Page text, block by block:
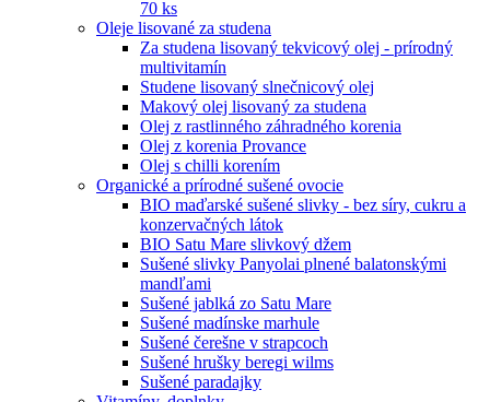
70 ks
Oleje lisované za studena
Za studena lisovaný tekvicový olej - prírodný
multivitamín
Studene lisovaný slnečnicový olej
Makový olej lisovaný za studena
Olej z rastlinného záhradného korenia
Olej z korenia Provance
Olej s chilli korením
Organické a prírodné sušené ovocie
BIO maďarské sušené slivky - bez síry, cukru a
konzervačných látok
BIO Satu Mare slivkový džem
Sušené slivky Panyolai plnené balatonskými
mandľami
Sušené jablká zo Satu Mare
Sušené madínske marhule
Sušené čerešne v strapcoch
Sušené hrušky beregi wilms
Sušené paradajky